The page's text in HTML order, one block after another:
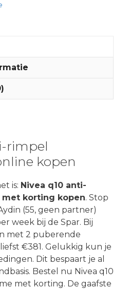
rimpel
kopen
is: Nivea q10 anti-
korting kopen. Stop
(55, geen partner)
week bij de Spar. Bij
met 2 puberende
€381. Gelukkig kun je
Dit bespaart je al
Bestel nu Nivea q10
met korting. De gaafste